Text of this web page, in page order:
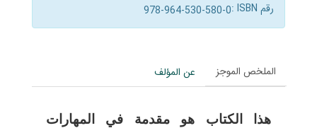
رقم ISBN : 978-964-530-580-0
الملخص الموجز عن المؤلف
هذا الكتاب هو مقدمة في المهارات